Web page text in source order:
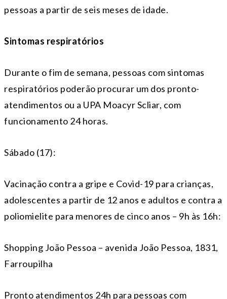
pessoas a partir de seis meses de idade.
Sintomas respiratórios
Durante o fim de semana, pessoas com sintomas
respiratórios poderão procurar um dos pronto-
atendimentos ou a UPA Moacyr Scliar, com
funcionamento 24 horas.
Sábado (17):
Vacinação contra a gripe e Covid-19 para crianças,
adolescentes a partir de 12 anos e adultos e contra a
poliomielite para menores de cinco anos – 9h às 16h:
Shopping João Pessoa – avenida João Pessoa, 1831,
Farroupilha
Pronto atendimentos 24h para pessoas com